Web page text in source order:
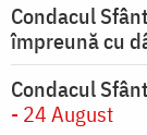
Condacul
împreună cu
Condacul
- 24 August